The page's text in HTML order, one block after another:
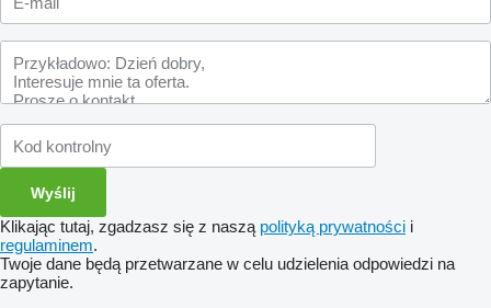
Klikając tutaj, zgadzasz się z naszą polityką prywatności i
regulaminem.
Twoje dane będą przetwarzane w celu udzielenia odpowiedzi na
zapytanie.